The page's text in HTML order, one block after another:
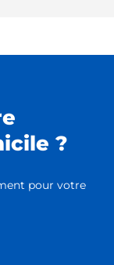
?
pour votre